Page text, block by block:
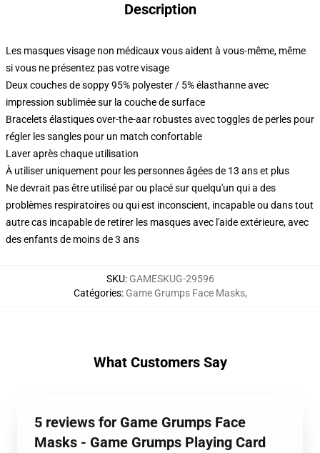
Description
Les masques visage non médicaux vous aident à vous-même, même
si vous ne présentez pas votre visage
Deux couches de soppy 95% polyester / 5% élasthanne avec
impression sublimée sur la couche de surface
Bracelets élastiques over-the-aar robustes avec toggles de perles pour
régler les sangles pour un match confortable
Laver après chaque utilisation
À utiliser uniquement pour les personnes âgées de 13 ans et plus
Ne devrait pas être utilisé par ou placé sur quelqu'un qui a des
problèmes respiratoires ou qui est inconscient, incapable ou dans tout
autre cas incapable de retirer les masques avec l'aide extérieure, avec
des enfants de moins de 3 ans
SKU: GAMESKUG-29596
Catégories: Game Grumps Face Masks,
What Customers Say
5 reviews for Game Grumps Face
Masks - Game Grumps Playing Card